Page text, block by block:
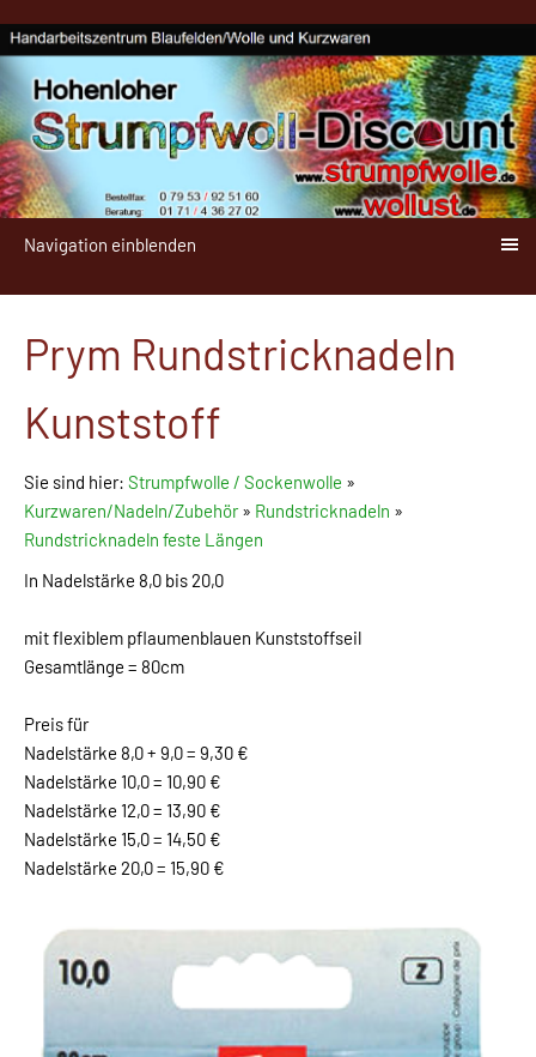
Navigation einblenden
Prym Rundstricknadeln
Kunststoff
Sie sind hier: Strumpfwolle / Sockenwolle »
Kurzwaren/Nadeln/Zubehör» Rundstricknadeln »
Rundstricknadeln feste Längen
In Nadelstärke 8,0 bis 20,0
mit flexiblem pflaumenblauen Kunststoffseil
Gesamtlänge = 80cm
Preis für
Nadelstärke 8,0 + 9,0 = 9,30 €
Nadelstärke 10,0 = 10,90 €
Nadelstärke 12,0 = 13,90 €
Nadelstärke 15,0 = 14,50 €
Nadelstärke 20,0 = 15,90 €